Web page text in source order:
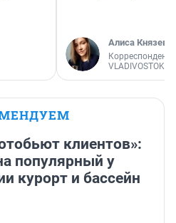
Алиса Князева
Корреспондент
клиентов»:
популярный у
курорт и бассейн